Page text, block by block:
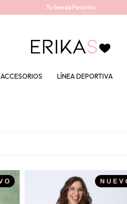
Tu tienda Favorita
ACCESORIOS LÍNEA DEPORTIVA